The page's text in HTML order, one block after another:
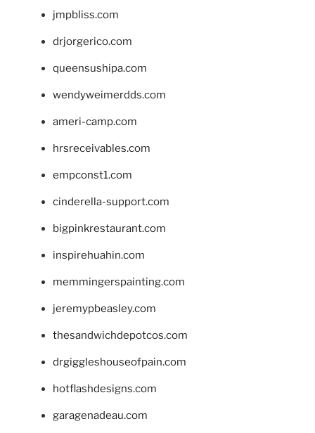
jmpbliss.com
drjorgerico.com
queensushipa.com
wendyweimerdds.com
ameri-camp.com
hrsreceivables.com
empconst1.com
cinderella-support.com
bigpinkrestaurant.com
inspirehuahin.com
memmingerspainting.com
jeremypbeasley.com
thesandwichdepotcos.com
drgiggleshouseofpain.com
hotflashdesigns.com
garagenadeau.com